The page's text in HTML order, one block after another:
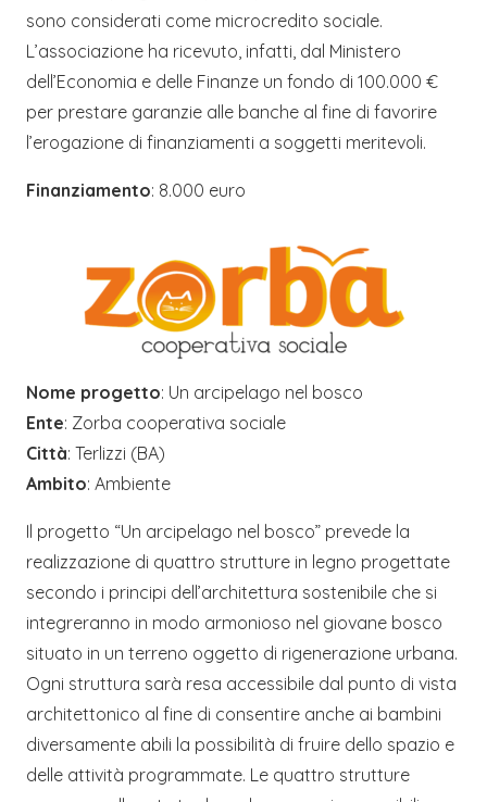
sono considerati come microcredito sociale.
L’associazione ha ricevuto, infatti, dal Ministero
dell’Economia e delle Finanze un fondo di 100.000 €
per prestare garanzie alle banche al fine di favorire
l’erogazione di finanziamenti a soggetti meritevoli.
Finanziamento: 8.000 euro
Nome progetto: Un arcipelago nel bosco
Ente: Zorba cooperativa sociale
Città: Terlizzi (BA)
Ambito: Ambiente
Il progetto “Un arcipelago nel bosco” prevede la
realizzazione di quattro strutture in legno progettate
secondo i principi dell’architettura sostenibile che si
integreranno in modo armonioso nel giovane bosco
situato in un terreno oggetto di rigenerazione urbana.
Ogni struttura sarà resa accessibile dal punto di vista
architettonico al fine di consentire anche ai bambini
diversamente abili la possibilità di fruire dello spazio e
delle attività programmate. Le quattro strutture